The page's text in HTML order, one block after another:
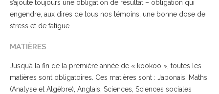
s’ajoute toujours une obligation de résultat – obligation qui
engendre, aux dires de tous nos témoins, une bonne dose de
stress et de fatigue.
MATIÈRES
Jusqu’à la fin de la première année de « kookoo », toutes les
matières sont obligatoires. Ces matières sont : Japonais, Maths
(Analyse et Algèbre), Anglais, Sciences, Sciences sociales